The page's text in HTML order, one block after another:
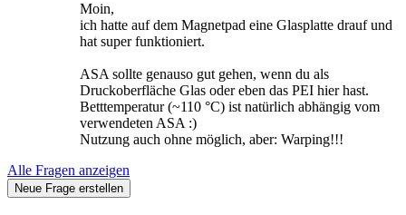
Moin,
ich hatte auf dem Magnetpad eine Glasplatte drauf und
hat super funktioniert.
ASA sollte genauso gut gehen, wenn du als
Druckoberfläche Glas oder eben das PEI hier hast.
Betttemperatur (~110 °C) ist natürlich abhängig vom
verwendeten ASA :)
Nutzung auch ohne möglich, aber: Warping!!!
Alle Fragen anzeigen
Neue Frage erstellen